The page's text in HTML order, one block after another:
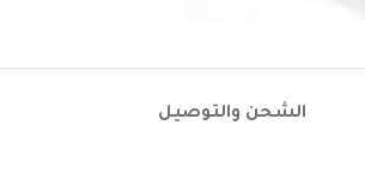
الشحن والتوصيل